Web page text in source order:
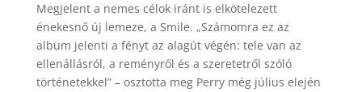
Megjelent a nemes célok iránt is elkötelezett
énekesnő új lemeze, a Smile. „Számomra ez az
album jelenti a fényt az alagút végén: tele van az
ellenállásról, a reményről és a szeretetről szóló
történetekkel” – osztotta meg Perry még július elején